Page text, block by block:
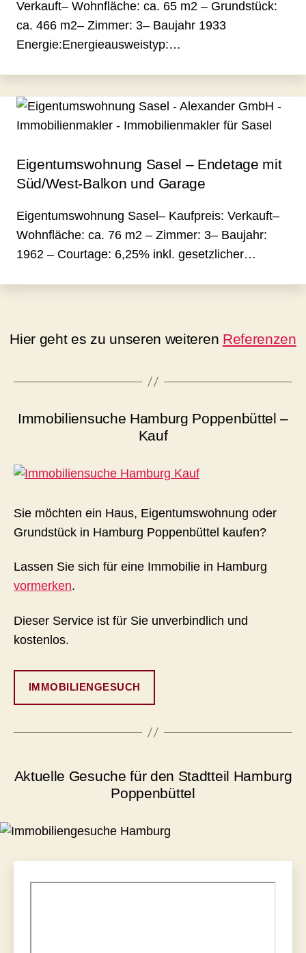
Verkauft– Wohnfläche: ca. 65 m2 – Grundstück:
ca. 466 m2– Zimmer: 3– Baujahr 1933
Energie:Energieausweistyp:…
Eigentumswohnung Sasel – Endetage mit
Süd/West-Balkon und Garage
Eigentumswohnung Sasel– Kaufpreis: Verkauft–
Wohnfläche: ca. 76 m2 – Zimmer: 3– Baujahr:
1962 – Courtage: 6,25% inkl. gesetzlicher…
Hier geht es zu unseren weiteren Referenzen
Immobiliensuche Hamburg Poppenbüttel –
Kauf
Sie möchten ein Haus, Eigentumswohnung oder
Grundstück in Hamburg Poppenbüttel kaufen?
Lassen Sie sich für eine Immobilie in Hamburg
vormerken.
Dieser Service ist für Sie unverbindlich und
kostenlos.
IMMOBILIENGESUCH
Aktuelle Gesuche für den Stadtteil Hamburg
Poppenbüttel